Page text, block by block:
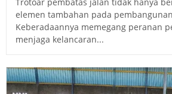
elemen tambahan pada
Keberadaannya memegang peranan
menjaga kelancaran...